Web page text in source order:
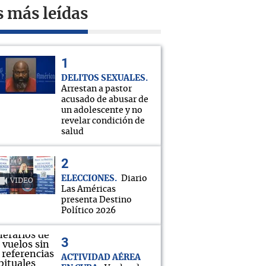
más leídas
DELITOS SEXUALES
Arrestan a pastor
acusado de abusar de
un adolescente y no
revelar condición de
salud
VIDEO ELECCIONES
Diario
Las Américas
presenta Destino
Político 2026
ACTIVIDAD AÉREA